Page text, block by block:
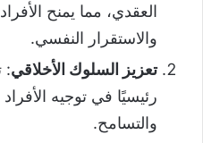
العقدي، مما يمنح
والاستقرار النفسي.
تعزيز السلوك الأخلاقي:
رئيسيًا في توجيه الأفراد
والتسامح.